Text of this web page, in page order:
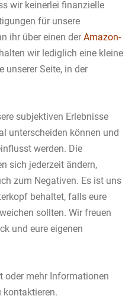
wir keinerlei finanzielle
für unsere
ihr über einen der Amazon-
wir lediglich eine kleine
unserer Seite, in der
subjektiven Erlebnisse
unterscheiden können und
werden. Die
sich jederzeit ändern,
zum Negativen. Es ist uns
behaltet, falls eure
sollten. Wir freuen
und eure eigenen
oder mehr Informationen
kontaktieren.